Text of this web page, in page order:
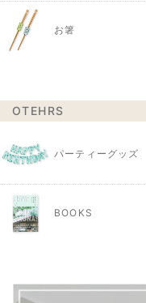
お箸
OTEHRS
パーティーグッズ
BOOKS